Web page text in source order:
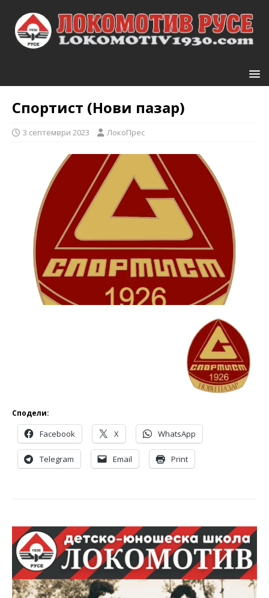
Спортист (Нови пазар)
3 септември 2023 ЛокоПрес
Сподели:
Facebook X WhatsApp
Telegram Email Print